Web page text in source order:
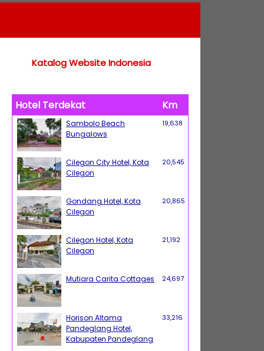
Katalog Website Indonesia
Hotel Terdekat Km
Sambolo Beach
Bungalows
19,638
Cilegon City Hotel, Kota
Cilegon
20,545
Gondang Hotel, Kota
Cilegon
20,865
Cilegon Hotel, Kota
Cilegon
21,192
Mutiara Carita Cottages 24,697
Horison Altama
Pandeglang Hotel,
Kabupaten Pandeglang
33,216